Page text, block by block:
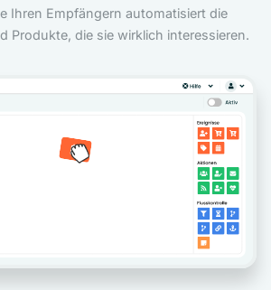
Ihren Empfängern automatisiert die
Produkte, die sie wirklich interessieren.